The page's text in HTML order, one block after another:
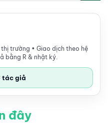
trường • Giao dịch theo hệ
bằng R & nhật ký.
tác giả
đây